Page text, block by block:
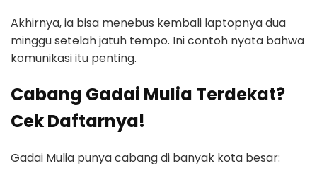
Akhirnya, ia bisa menebus kembali laptopnya dua
minggu setelah jatuh tempo. Ini contoh nyata bahwa
komunikasi itu penting.
Cabang Gadai Mulia Terdekat?
Cek Daftarnya!
Gadai Mulia punya cabang di banyak kota besar: